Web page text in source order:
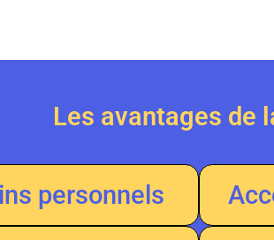
Les avantages de
personnels